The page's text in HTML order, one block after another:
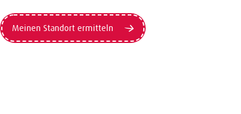
Meinen Standort ermitteln